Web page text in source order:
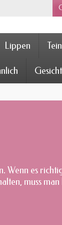
Lippen
Gesicht
es
muss